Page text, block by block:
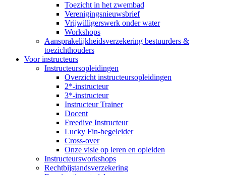
Toezicht in het zwembad
Verenigingsnieuwsbrief
Vrijwilligerswerk onder water
Workshops
Aansprakelijkheidsverzekering bestuurders &
toezichthouders
Voor instructeurs
Instructeursopleidingen
Overzicht instructeursopleidingen
2*-instructeur
3*-instructeur
Instructeur Trainer
Docent
Freedive Instructeur
Lucky Fin-begeleider
Cross-over
Onze visie op leren en opleiden
Instructeursworkshops
Rechtbijstandsverzekering